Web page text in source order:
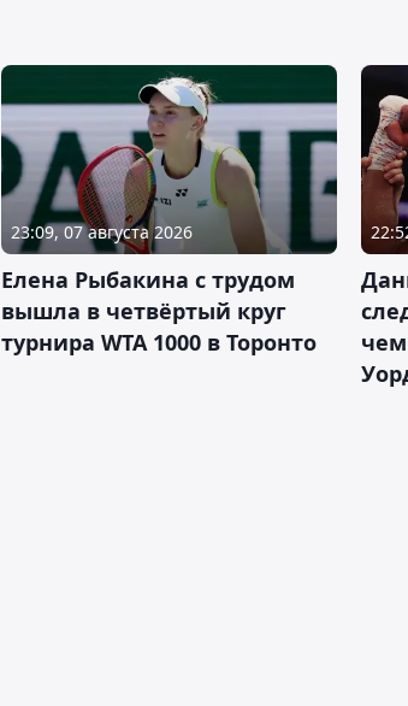
23:09, 07 августа 2026
Елена Рыбакина с трудом
вышла в четвёртый круг
турнира WTA 1000 в Торонто